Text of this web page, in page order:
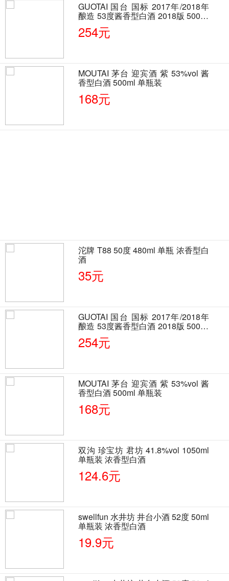
GUOTAI 国台 国标 2017年/2018年
酿造 53度酱香型白酒 2018版 500ml
单瓶装
254元
MOUTAI 茅台 迎宾酒 紫 53%vol 酱
香型白酒 500ml 单瓶装
168元
沱牌 T88 50度 480ml 单瓶 浓香型白
酒
35元
GUOTAI 国台 国标 2017年/2018年
酿造 53度酱香型白酒 2018版 500ml
单瓶装
254元
MOUTAI 茅台 迎宾酒 紫 53%vol 酱
香型白酒 500ml 单瓶装
168元
双沟 珍宝坊 君坊 41.8%vol 1050ml
单瓶装 浓香型白酒
124.6元
swellfun 水井坊 井台小酒 52度 50ml
单瓶装 浓香型白酒
19.9元